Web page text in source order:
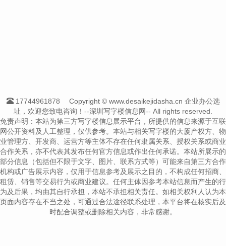
17744961878
Copyright © www.desaikejidasha.cn 企业办公选
址，欢迎您致电咨询！--深圳写字楼信息网-- All rights reserved.
免责声明：本站为第三方写字楼信息展示平台，所提供的信息来源于互联
网公开资料及人工整理，仅供参考。本站与相关写字楼的大厦产权方、物
业管理方、开发商、运营方等主体不存在任何隶属关系、授权关系或商业
合作关系，亦不代表其发布任何官方信息或作出任何承诺。本站所展示的
部分信息（包括但不限于文字、图片、联系方式等）可能来自第三方合作
机构或广告展示内容，仅用于信息参考及展示之目的，不构成任何招商、
租赁、销售等交易行为或商业建议。任何主体因参考本站信息而产生的行
为及后果，均由其自行承担，本站不承担相关责任。如相关权利人认为本
页面内容存在不当之处，可通过合法途径联系处理，本平台将在核实后及
时配合调整或删除相关内容，非常感谢。